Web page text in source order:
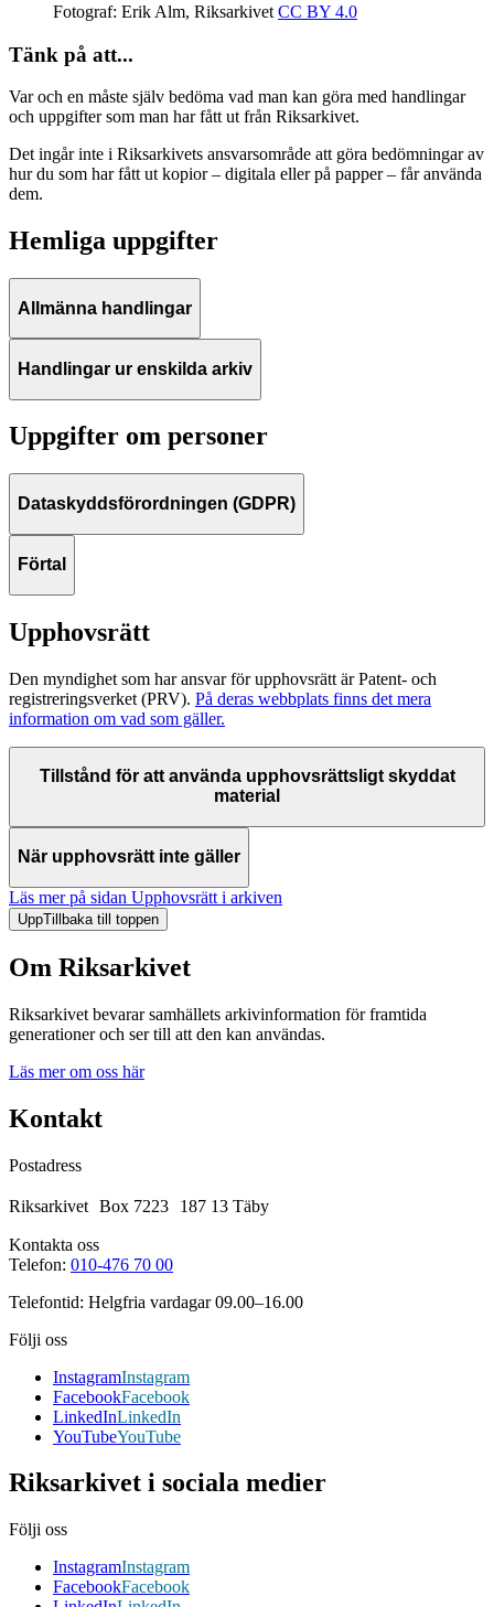
Fotograf: Erik Alm, Riksarkivet CC BY 4.0
Tänk på att...
Var och en måste själv bedöma vad man kan göra med handlingar
och uppgifter som man har fått ut från Riksarkivet.
Det ingår inte i Riksarkivets ansvarsområde att göra bedömningar av
hur du som har fått ut kopior – digitala eller på papper – får använda
dem.
Hemliga uppgifter
Allmänna handlingar
Handlingar ur enskilda arkiv
Uppgifter om personer
Dataskyddsförordningen (GDPR)
Förtal
Upphovsrätt
Den myndighet som har ansvar för upphovsrätt är Patent- och
registreringsverket (PRV). På deras webbplats finns det mera
information om vad som gäller.
Tillstånd för att använda upphovsrättsligt skyddat
material
När upphovsrätt inte gäller
Läs mer på sidan Upphovsrätt i arkiven
UppTillbaka till toppen
Om Riksarkivet
Riksarkivet bevarar samhällets arkivinformation för framtida
generationer och ser till att den kan användas.
Läs mer om oss här
Kontakt
Postadress
Riksarkivet Box 7223 187 13 Täby
Kontakta oss
Telefon: 010-476 70 00
Telefontid: Helgfria vardagar 09.00–16.00
Följi oss
InstagramInstagram
FacebookFacebook
LinkedInLinkedIn
YouTubeYouTube
Riksarkivet i sociala medier
Följi oss
InstagramInstagram
FacebookFacebook